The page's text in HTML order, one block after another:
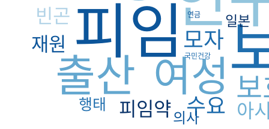
피임
출산 여성
모자
수요 아
빈곤
피임약
재원
행태
의사
일본
연금
국민건강